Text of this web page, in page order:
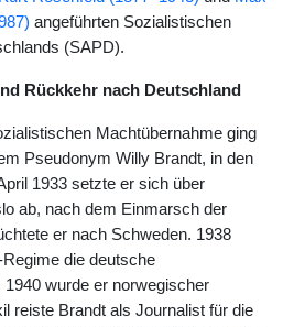
angeführten Sozialistischen
(SAPD).
Rückkehr nach Deutschland
Machtübernahme ging
Pseudonym Willy Brandt, in den
1933 setzte er sich über
ab, nach dem Einmarsch der
er nach Schweden. 1938
die deutsche
wurde er norwegischer
reiste Brandt als Journalist für die